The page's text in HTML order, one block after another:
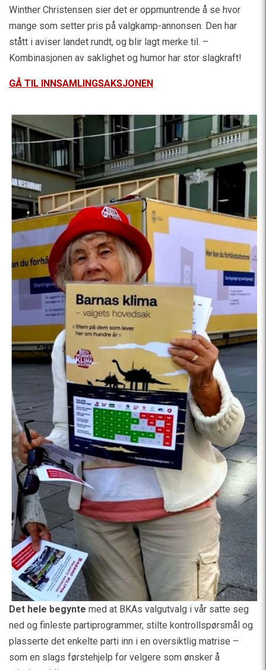
Winther Christensen sier det er oppmuntrende å se hvor
mange som setter pris på valgkamp-annonsen. Den har
stått i aviser landet rundt, og blir lagt merke til. –
Kombinasjonen av saklighet og humor har stor slagkraft!
GÅ TIL INNSAMLINGSAKSJONEN
Det hele begynte med at BKAs valgutvalg i vår satte seg
ned og finleste partiprogrammer, stilte kontrollspørsmål og
plasserte det enkelte parti inn i en oversiktlig matrise –
som en slags førstehjelp for velgere som ønsker å